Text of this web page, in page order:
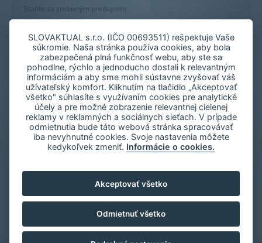
Staňte sa zmluvným predajcom
Mapa stránky
Zásady používania súborov cookie
Nastavenie cookies
Oznámenie nekalých praktík
SLOVAKTUAL s.r.o. (IČO 00693511) rešpektuje Vaše
súkromie. Naša stránka používa cookies, aby bola
zabezpečená plná funkčnosť webu, aby ste sa
pohodlne, rýchlo a jednoducho dostali k relevantným
informáciám a aby sme mohli sústavne zvyšovať váš
užívateľský komfort. Kliknutím na tlačidlo „Akceptovať
všetko" súhlasíte s využívaním cookies pre analytické
účely a pre možné zobrazenie relevantnej cielenej
reklamy v reklamných a sociálnych sieťach. V prípade
odmietnutia bude táto webová stránka spracovávať
iba nevyhnutné cookies. Svoje nastavenia môžete
kedykoľvek zmeniť. Informácie o cookies.
Akceptovať všetko
Odmietnuť všetko